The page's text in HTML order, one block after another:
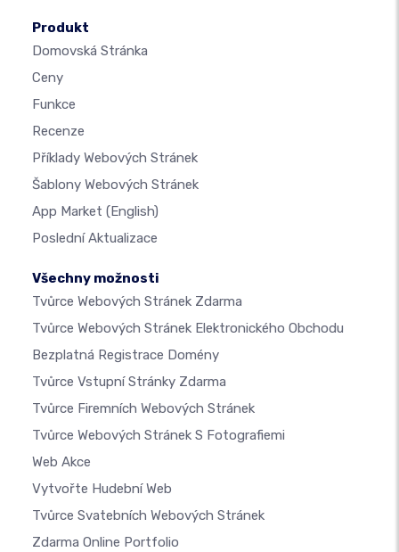
Produkt
Domovská Stránka
Ceny
Funkce
Recenze
Příklady Webových Stránek
Šablony Webových Stránek
App Market (English)
Poslední Aktualizace
Všechny možnosti
Tvůrce Webových Stránek Zdarma
Tvůrce Webových Stránek Elektronického Obchodu
Bezplatná Registrace Domény
Tvůrce Vstupní Stránky Zdarma
Tvůrce Firemních Webových Stránek
Tvůrce Webových Stránek S Fotografiemi
Web Akce
Vytvořte Hudební Web
Tvůrce Svatebních Webových Stránek
Zdarma Online Portfolio